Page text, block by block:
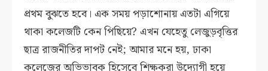
প্রথম বুঝতে হবে। এক সময় পড়াশোনায় এতটা এগিয়ে
থাকা কলেজটি কেন পিছিয়ে? এখন যেহেতু লেজুড়বৃত্তির
ছাত্র রাজনীতির দাপট নেই; আমার মনে হয়, ঢাকা
কলেজের অভিভাবক হিসেবে শিক্ষকরা উদ্যোগী হয়ে